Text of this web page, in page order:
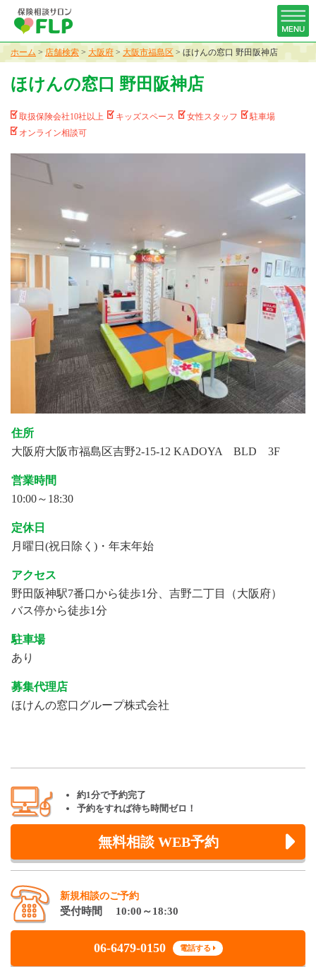
ホーム > 店舗検索 > 大阪府 > 大阪市福島区 > ほけんの窓口 野田阪神店
ほけんの窓口 野田阪神店
取扱保険会社10社以上 キッズスペース 女性スタッフ
駐車場
オンライン相談可
住所
大阪府大阪市福島区吉野2-15-12 KADOYA BLD 3F
営業時間
10:00～18:30
定休日
月曜日(祝日除く)・年末年始
アクセス
野田阪神駅7番口から徒歩1分、吉野二丁目（大阪府）
バス停から徒歩1分
駐車場
あり
募集代理店
ほけんの窓口グループ株式会社
約1分で予約完了
予約をすれば待ち時間ゼロ！
無料相談 WEB予約
新規相談のご予約
受付時間 10:00～18:30
06-6479-0150 電話する